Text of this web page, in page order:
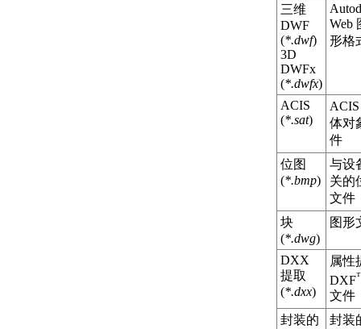
三维
DWF
(*.dwf)
3D
DWFx
(*.dwfx)
Web
形格
ACIS
(*.sat)
体对
件
位图
(*.bmp)
与设
关的
文件
块
(*.dwg)
图形
DXX
提取
(*.dxx)
属性
DXF
文件
封装的
封装